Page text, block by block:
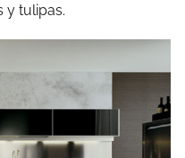
y tulipas.